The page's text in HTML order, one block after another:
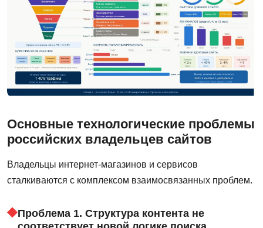
Основные технологические проблемы
российских владельцев сайтов
Владельцы интернет-магазинов и сервисов
сталкиваются с комплексом взаимосвязанных проблем.
Проблема 1. Структура контента не